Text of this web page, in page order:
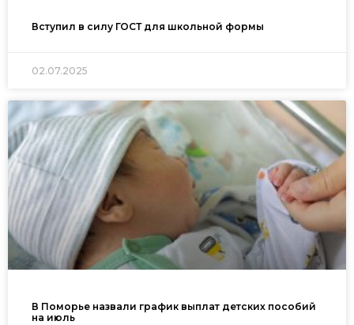
Вступил в силу ГОСТ для школьной формы
02.07.2025
В Поморье назвали график выплат детских пособий
на июль